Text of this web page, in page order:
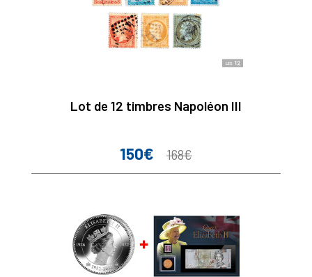
Lot de 12 timbres Napoléon III
Prix
150€
Prix
168€